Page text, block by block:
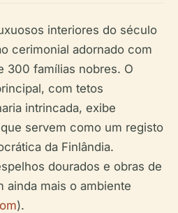
interiores do século
cerimonial adornado com
300 famílias nobres. O
com tetos
intrincada, exibe
servem como um registo
da Finlândia.
dourados e obras de
ainda mais o ambiente
).